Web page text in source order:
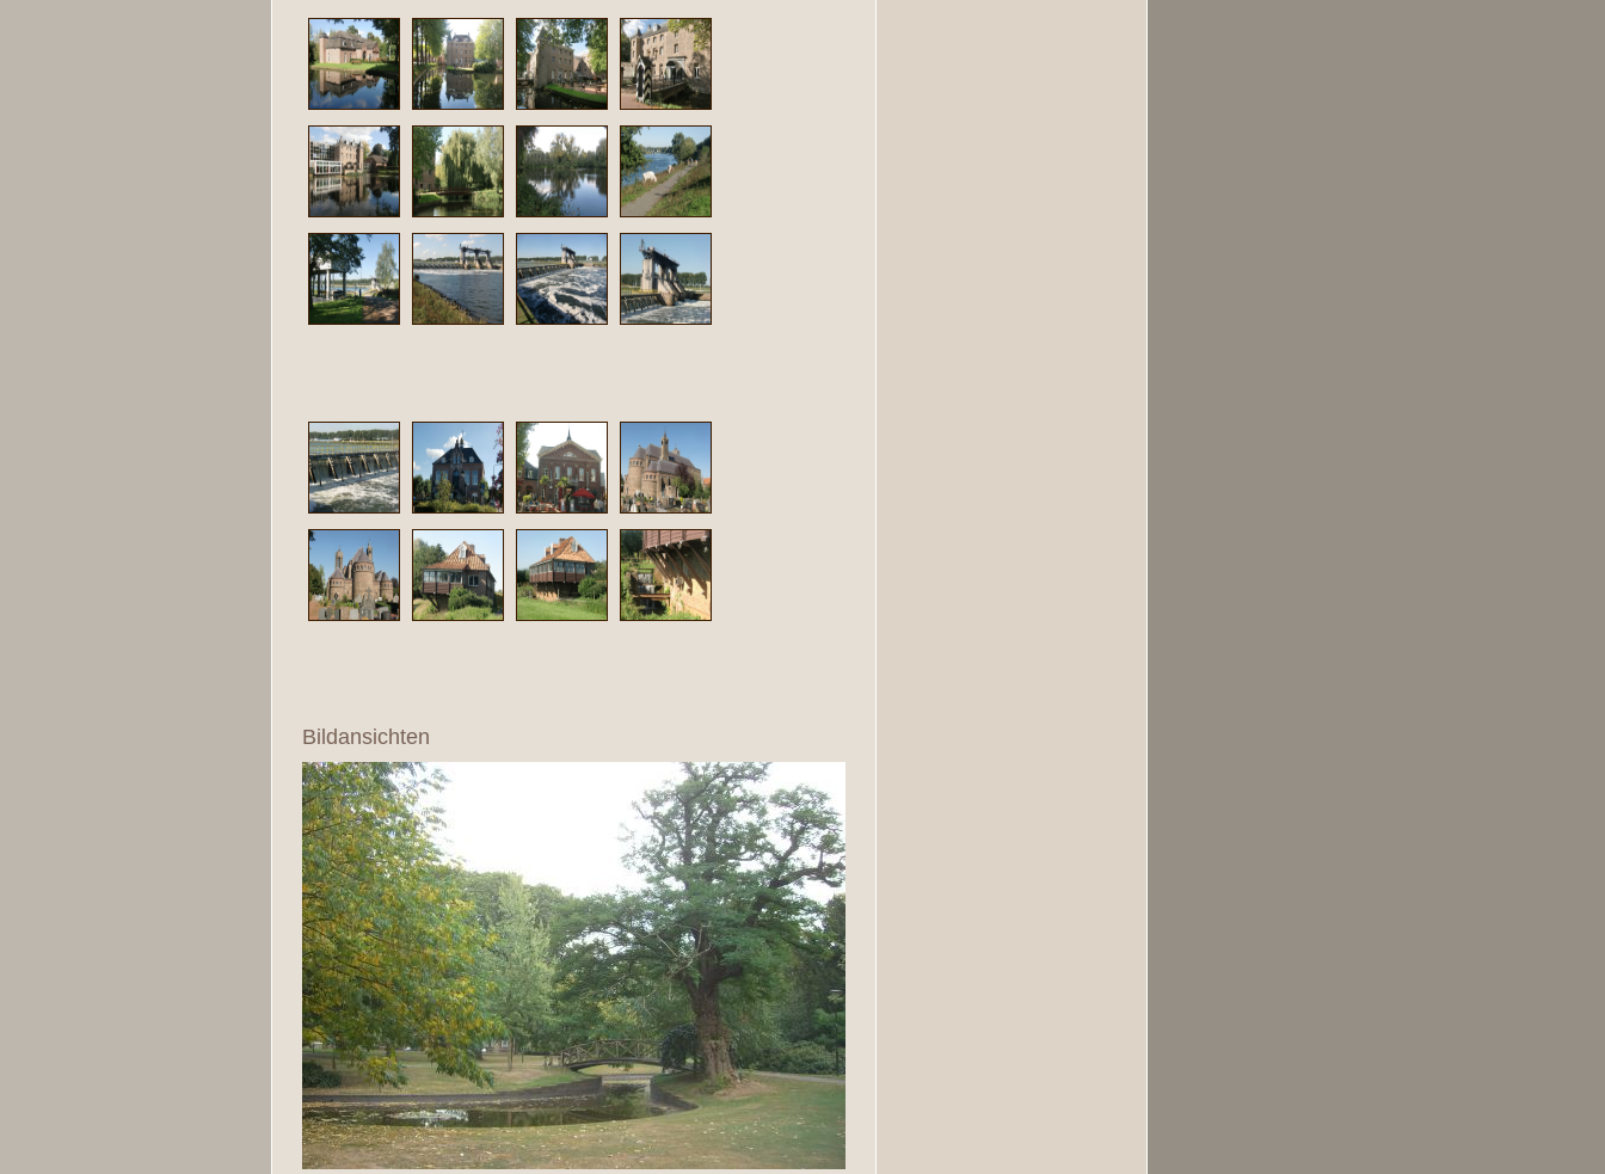
Bildansichten